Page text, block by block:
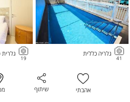
41
גלריה כללית
19
גלרית
אהבתי שיתוף